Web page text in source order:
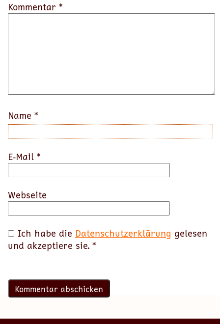
Kommentar *
Name *
E-Mail *
Webseite
Ich habe die Datenschutzerklärung gelesen
und akzeptiere sie. *